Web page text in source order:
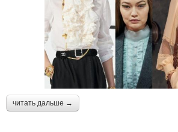
читать дальше →